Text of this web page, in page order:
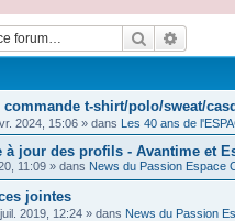
Rechercher
t-shirt/polo/sweat/
2024, 15:06 » dans Les 40 ans de
à jour des profils - Avantime et
11:09 » dans News du Passion Espace
jointes
2019, 12:24 » dans News du Passion